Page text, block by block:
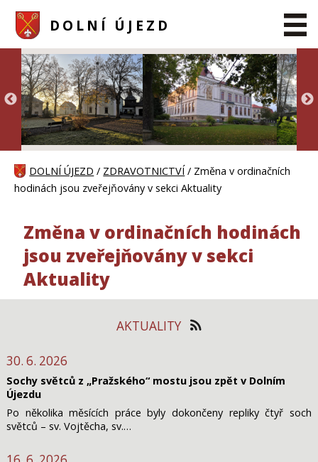
DOLNÍ ÚJEZD
DOLNÍ ÚJEZD / ZDRAVOTNICTVÍ / Změna v ordinačních
hodinách jsou zveřejňovány v sekci Aktuality
Změna v ordinačních hodinách
jsou zveřejňovány v sekci
Aktuality
AKTUALITY
30. 6. 2026
Sochy světců z „Pražského“ mostu jsou zpět v Dolním
Újezdu
Po několika měsících práce byly dokončeny repliky čtyř soch
světců – sv. Vojtěcha, sv.…